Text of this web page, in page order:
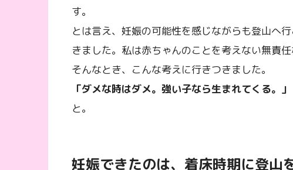
す。
とは言え、妊娠の可能性を感じながらも登山へ
きました。私は赤ちゃんのことを考えない無責任
そんなとき、こんな考えに行きつきました。
「ダメな時はダメ。強い子なら生まれてくる。」
と。
妊娠できたのは、着床時期に登山